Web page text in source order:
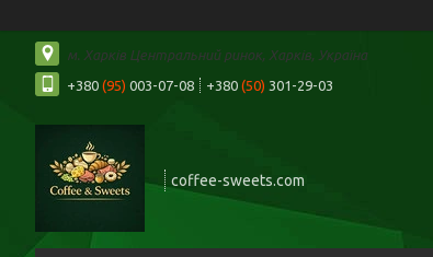
м. Харків Центральний ринок, Харків, Україна
+380 (95) 003-07-08 +380 (50) 301-29-03
coffee-sweets.com